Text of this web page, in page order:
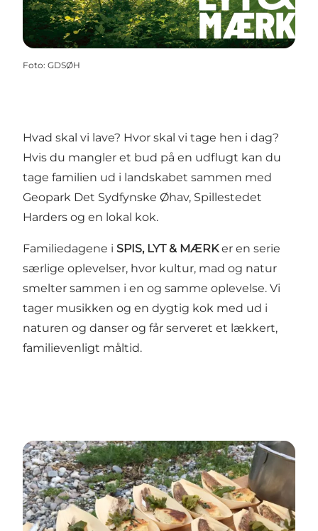
Foto: GDSØH
Hvad skal vi lave? Hvor skal vi tage hen i dag?
Hvis du mangler et bud på en udflugt kan du
tage familien ud i landskabet sammen med
Geopark Det Sydfynske Øhav, Spillestedet
Harders og en lokal kok.
Familiedagene i SPIS, LYT & MÆRKer en serie
særlige oplevelser, hvor kultur, mad og natur
smelter sammen i en og samme oplevelse. Vi
tager musikken og en dygtig kok med ud i
naturen og danser og får serveret et lækkert,
familievenligt måltid.